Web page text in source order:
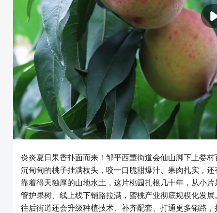
炎炎夏日果香扑面而来！邹平西董街道会仙山脚下上娄
沉甸甸的桃子挂满枝头，咬一口脆甜爆汁、果肉扎实，
靠着得天独厚的山地水土，这片桃园扎根几十年，从小
管护果树、线上线下销路拉满，蜜桃产业彻底规模化发展
往后街道还会升级种植技术、补齐配套、打通更多销路